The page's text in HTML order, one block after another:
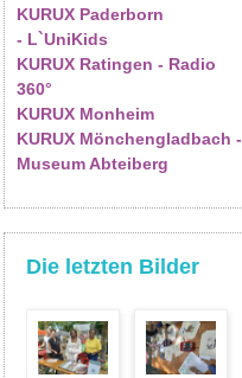
KURUX Paderborn
- L`UniKids
KURUX Ratingen - Radio
360°
KURUX Monheim
KURUX Mönchengladbach -
Museum Abteiberg
Die letzten Bilder